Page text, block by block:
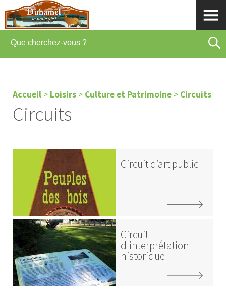
Accueil > Loisirs > Culture et Patrimoine > Circuits
Circuits
Circuit d’art public
Circuit
d'interprétation
historique